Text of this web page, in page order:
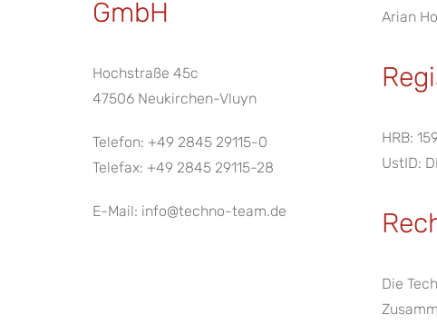
GmbH
Hochstraße 45c
47506 Neukirchen-Vluyn
Telefon: +49 2845 29115-0
Telefax: +49 2845 29115-28
E-Mail: info@techno-team.de
Arian
HRB:
UstID:
Die